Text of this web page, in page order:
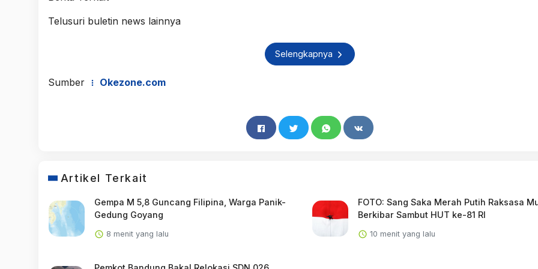
Telusuri buletin news lainnya
Selengkapnya
Sumber Okezone.com
Artikel Terkait
Gempa M 5,8 Guncang Filipina, Warga Panik-
Gedung Goyang
8 menit yang lalu
FOTO: Sang Saka Merah Putih Raksasa
Berkibar Sambut HUT ke-81 RI
10 menit yang lalu